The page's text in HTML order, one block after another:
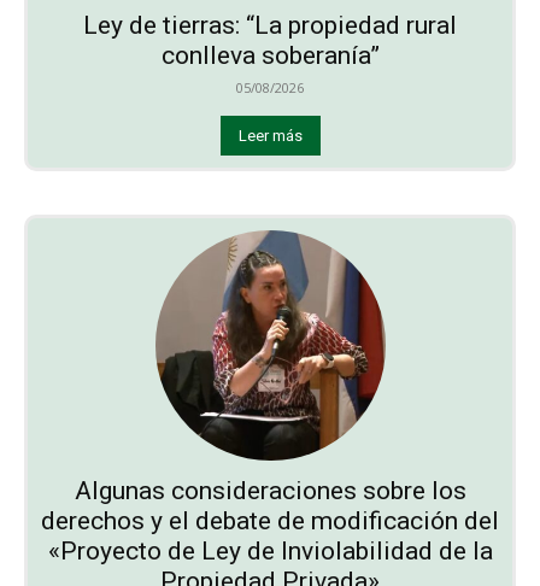
Ley de tierras: “La propiedad rural
conlleva soberanía”
05/08/2026
Leer más
Algunas consideraciones sobre los
derechos y el debate de modificación del
«Proyecto de Ley de Inviolabilidad de la